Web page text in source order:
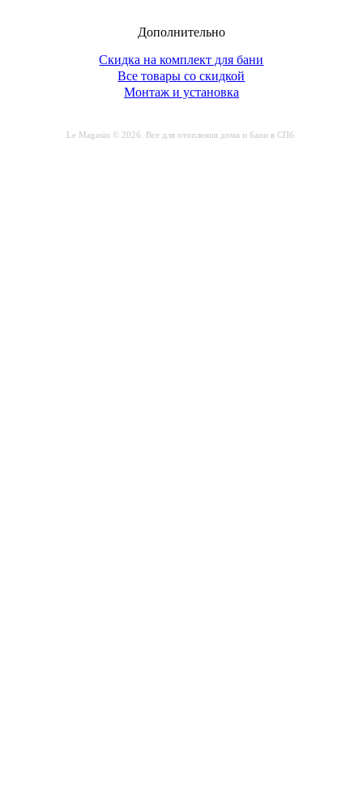
Дополнительно
Скидка на комплект для бани
Все товары со скидкой
Монтаж и установка
Le Magasin © 2026. Все для отопления дома и бани в СПб.